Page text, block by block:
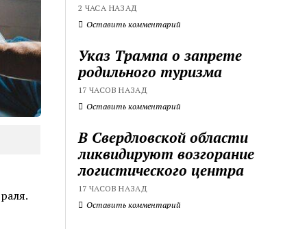
2 ЧАСА НАЗАД
Оставить комментарий
Указ Трампа о запрете
родильного туризма
17 ЧАСОВ НАЗАД
Оставить комментарий
В Свердловской области
ликвидируют возгорание
логистического центра
17 ЧАСОВ НАЗАД
Оставить комментарий